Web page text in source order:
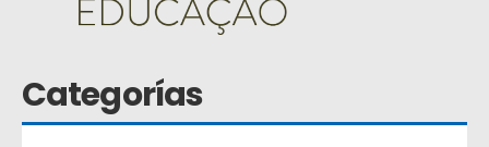
Categorías